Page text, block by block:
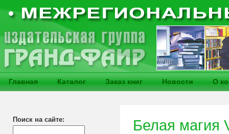
Главная Каталог Заказ книг Новости О
Поиск на сайте: Белая магия